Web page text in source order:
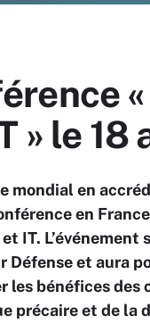
» le 18
en
en
IT. L’événement
et aura
bénéfices
précaire et de